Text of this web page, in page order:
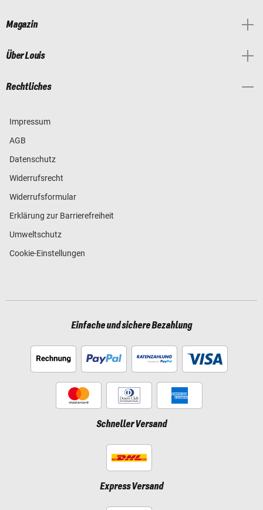
Magazin
Über Louis
Rechtliches
Impressum
AGB
Datenschutz
Widerrufsrecht
Widerrufsformular
Erklärung zur Barrierefreiheit
Umweltschutz
Cookie-Einstellungen
Einfache und sichere Bezahlung
Schneller Versand
Express Versand